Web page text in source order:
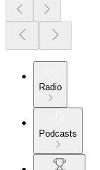
Radio
Podcasts